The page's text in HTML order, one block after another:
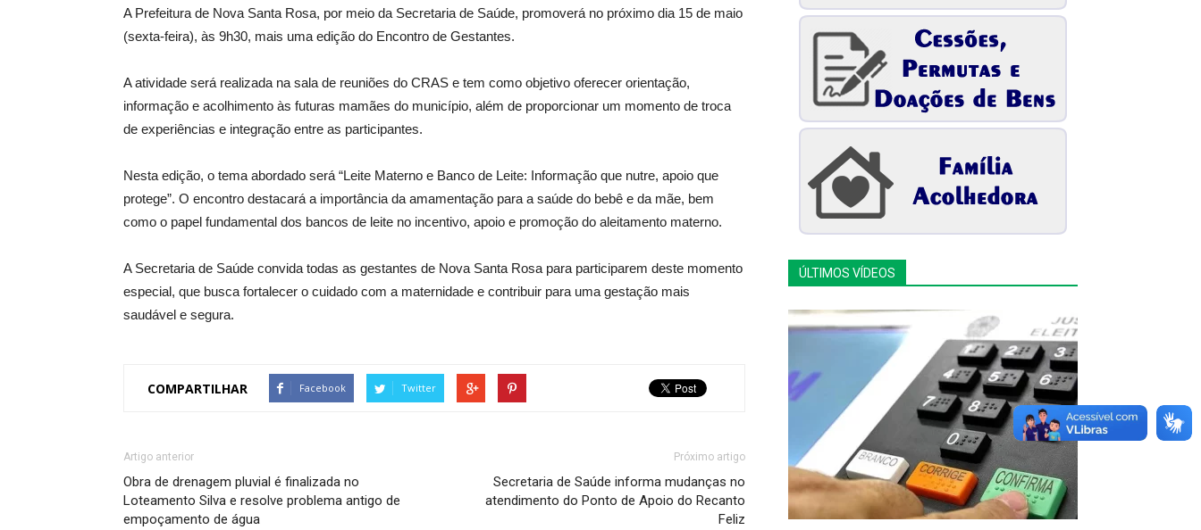
A Prefeitura de Nova Santa Rosa, por meio da Secretaria de Saúde, promoverá no próximo dia 15 de maio
(sexta-feira), às 9h30, mais uma edição do Encontro de Gestantes.
A atividade será realizada na sala de reuniões do CRAS e tem como objetivo oferecer orientação,
informação e acolhimento às futuras mamães do município, além de proporcionar um momento de troca
de experiências e integração entre as participantes.
Nesta edição, o tema abordado será “Leite Materno e Banco de Leite: Informação que nutre, apoio que
protege”. O encontro destacará a importância da amamentação para a saúde do bebê e da mãe, bem
como o papel fundamental dos bancos de leite no incentivo, apoio e promoção do aleitamento materno.
A Secretaria de Saúde convida todas as gestantes de Nova Santa Rosa para participarem deste momento
especial, que busca fortalecer o cuidado com a maternidade e contribuir para uma gestação mais
saudável e segura.
COMPARTILHAR Facebook Twitter
Artigo anterior
Obra de drenagem pluvial é finalizada no
Loteamento Silva e resolve problema antigo de
empoçamento de água
Próximo artigo
Secretaria de Saúde informa mudanças no
atendimento do Ponto de Apoio do Recanto
Feliz
ÚLTIMOS VÍDEOS